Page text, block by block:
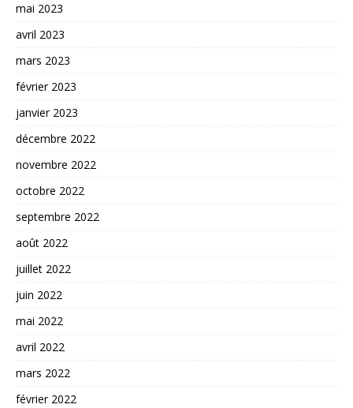
mai 2023
avril 2023
mars 2023
février 2023
janvier 2023
décembre 2022
novembre 2022
octobre 2022
septembre 2022
août 2022
juillet 2022
juin 2022
mai 2022
avril 2022
mars 2022
février 2022